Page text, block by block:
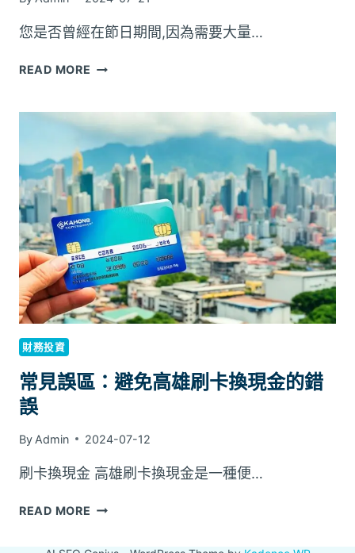
您是否曾經在節日期間,因為需要大量…
READ MORE 探
雄
換
現
金
節
消
費
中
色
財務投資
常見誤區：避免高雄刷卡換現金的錯
誤
By Admin 2024-07-12
刷卡換現金 高雄刷卡換現金是一種便…
READ MORE 常